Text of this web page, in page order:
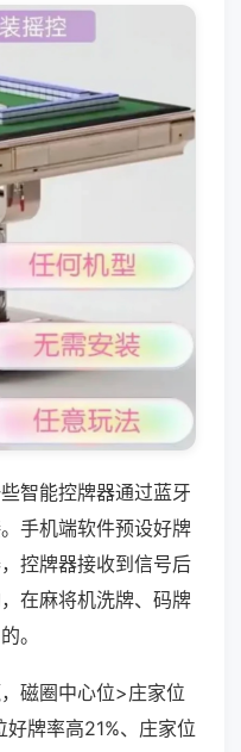
智能控牌器通过蓝牙
手机端软件预设好牌
控牌器接收到信号后
在麻将机洗牌、码牌
。
磁圈中心位>庄家位
牌率高21%、庄家位